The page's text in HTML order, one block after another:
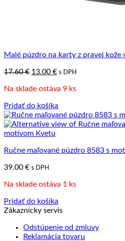
Malé púzdro na karty z pravej kože
17.60€ Pôvodná
bola:
13.00 €Aktuálna
je:
s DPH
Na sklade ostáva 9 ks
Pridať do košíka
Ručne maľované púzdro 8583 s
39.00 € s DPH
Na sklade ostáva 1 ks
Pridať do košíka
Zákaznícky servis
Odstúpenie od zmluvy
Reklamácia tovaru